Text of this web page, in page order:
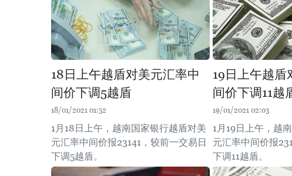
18日上午越盾对美元汇率中
间价下调5越盾
18/01/2021 01:52
1月18日上午，越南国家银行越盾对美
元汇率中间价报23141，较前一交易日
下调5越盾。
19日上午越盾
间价下调11越
19/01/2021 02:03
1月19日上午，越
元汇率中间价报
下调11越盾。